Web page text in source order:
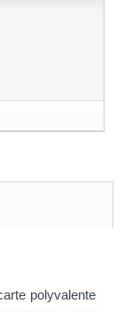
polyvalente